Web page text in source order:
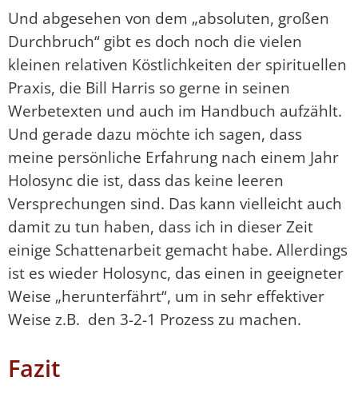
Und abgesehen von dem „absoluten, großen
Durchbruch“ gibt es doch noch die vielen
kleinen relativen Köstlichkeiten der spirituellen
Praxis, die Bill Harris so gerne in seinen
Werbetexten und auch im Handbuch aufzählt.
Und gerade dazu möchte ich sagen, dass
meine persönliche Erfahrung nach einem Jahr
Holosync die ist, dass das keine leeren
Versprechungen sind. Das kann vielleicht auch
damit zu tun haben, dass ich in dieser Zeit
einige Schattenarbeit gemacht habe. Allerdings
ist es wieder Holosync, das einen in geeigneter
Weise „herunterfährt“, um in sehr effektiver
Weise z.B. den 3-2-1 Prozess zu machen.
Fazit